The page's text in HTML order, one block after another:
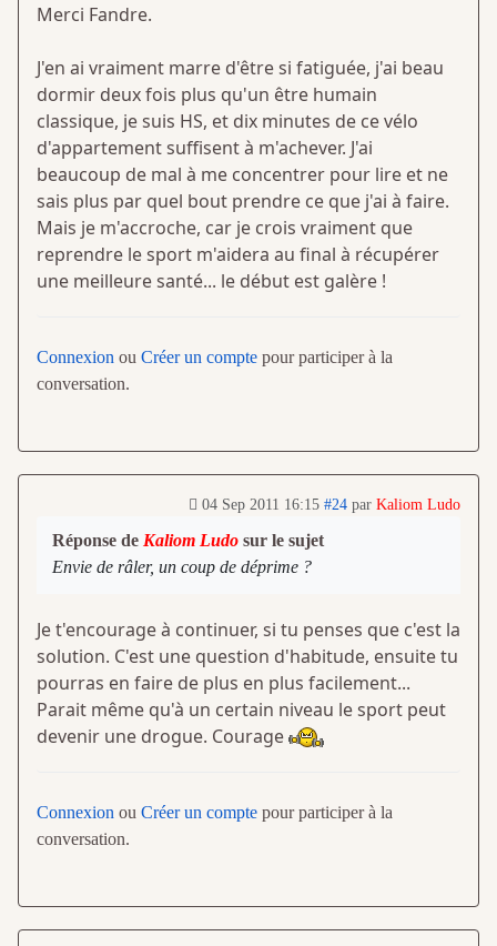
Merci Fandre.
J'en ai vraiment marre d'être si fatiguée, j'ai beau
dormir deux fois plus qu'un être humain
classique, je suis HS, et dix minutes de ce vélo
d'appartement suffisent à m'achever. J'ai
beaucoup de mal à me concentrer pour lire et ne
sais plus par quel bout prendre ce que j'ai à faire.
Mais je m'accroche, car je crois vraiment que
reprendre le sport m'aidera au final à récupérer
une meilleure santé... le début est galère !
Connexion ou Créer un compte pour participer à la
conversation.
04 Sep 2011 16:15 #24 par Kaliom Ludo
Réponse de Kaliom Ludo sur le sujet
Envie de râler, un coup de déprime ?
Je t'encourage à continuer, si tu penses que c'est la
solution. C'est une question d'habitude, ensuite tu
pourras en faire de plus en plus facilement...
Parait même qu'à un certain niveau le sport peut
devenir une drogue. Courage
Connexion ou Créer un compte pour participer à la
conversation.